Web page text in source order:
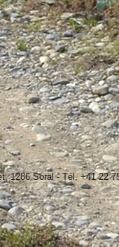
1286 Soral - Tél. +41 22